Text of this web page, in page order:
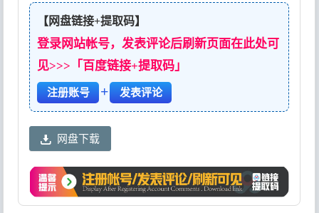
【网盘链接+提取码】
登录网站帐号，发表评论后刷新页面在此处可
见>>>「百度链接+提取码」
注册账号 + 发表评论
网盘下载